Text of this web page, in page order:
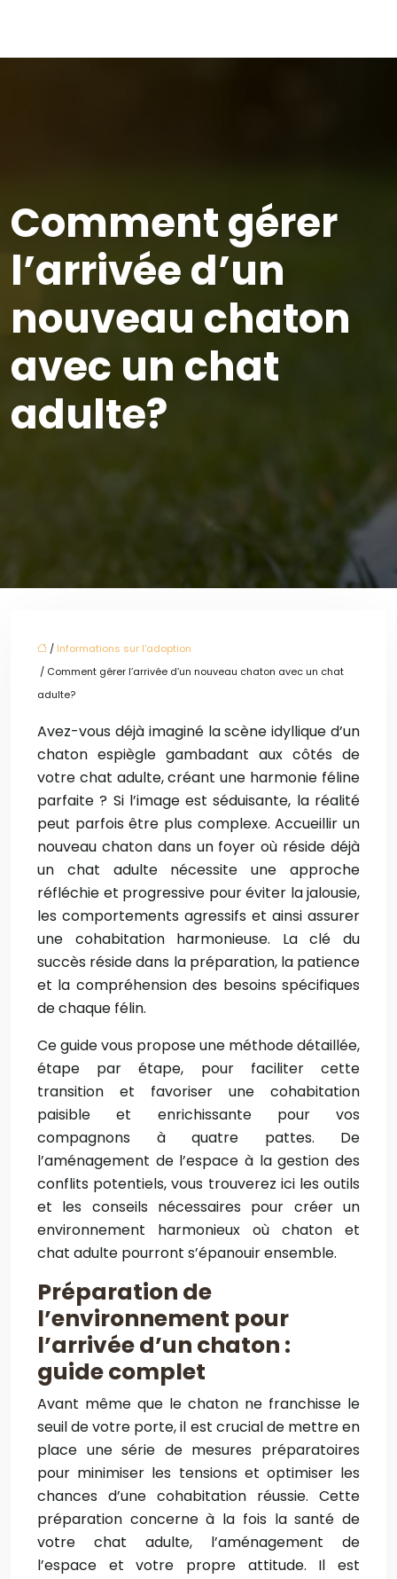
Comment gérer
l’arrivée d’un
nouveau chaton
avec un chat
adulte?
/ Informations sur l'adoption
/ Comment gérer l’arrivée d’un nouveau chaton avec un chat
adulte?
Avez-vous déjà imaginé la scène idyllique d’un
chaton espiègle gambadant aux côtés de
votre chat adulte, créant une harmonie féline
parfaite ? Si l’image est séduisante, la réalité
peut parfois être plus complexe. Accueillir un
nouveau chaton dans un foyer où réside déjà
un chat adulte nécessite une approche
réfléchie et progressive pour éviter la jalousie,
les comportements agressifs et ainsi assurer
une cohabitation harmonieuse. La clé du
succès réside dans la préparation, la patience
et la compréhension des besoins spécifiques
de chaque félin.
Ce guide vous propose une méthode détaillée,
étape par étape, pour faciliter cette
transition et favoriser une cohabitation
paisible et enrichissante pour vos
compagnons à quatre pattes. De
l’aménagement de l’espace à la gestion des
conflits potentiels, vous trouverez ici les outils
et les conseils nécessaires pour créer un
environnement harmonieux où chaton et
chat adulte pourront s’épanouir ensemble.
Préparation de
l’environnement pour
l’arrivée d’un chaton :
guide complet
Avant même que le chaton ne franchisse le
seuil de votre porte, il est crucial de mettre en
place une série de mesures préparatoires
pour minimiser les tensions et optimiser les
chances d’une cohabitation réussie. Cette
préparation concerne à la fois la santé de
votre chat adulte, l’aménagement de
l’espace et votre propre attitude. Il est